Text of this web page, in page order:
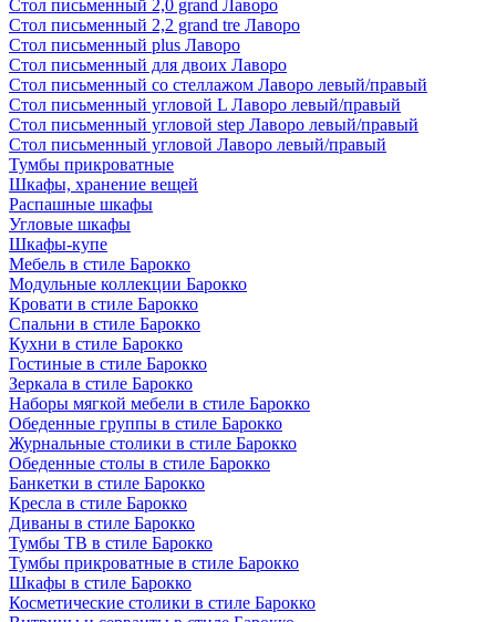
Стол письменный 2,0 grand Лаворо
Стол письменный 2,2 grand tre Лаворо
Стол письменный plus Лаворо
Стол письменный для двоих Лаворо
Стол письменный со стеллажом Лаворо левый/правый
Стол письменный угловой L Лаворо левый/правый
Стол письменный угловой step Лаворо левый/правый
Стол письменный угловой Лаворо левый/правый
Тумбы прикроватные
Шкафы, хранение вещей
Распашные шкафы
Угловые шкафы
Шкафы-купе
Мебель в стиле Барокко
Модульные коллекции Барокко
Кровати в стиле Барокко
Спальни в стиле Барокко
Кухни в стиле Барокко
Гостиные в стиле Барокко
Зеркала в стиле Барокко
Наборы мягкой мебели в стиле Барокко
Обеденные группы в стиле Барокко
Журнальные столики в стиле Барокко
Обеденные столы в стиле Барокко
Банкетки в стиле Барокко
Кресла в стиле Барокко
Диваны в стиле Барокко
Тумбы ТВ в стиле Барокко
Тумбы прикроватные в стиле Барокко
Шкафы в стиле Барокко
Косметические столики в стиле Барокко